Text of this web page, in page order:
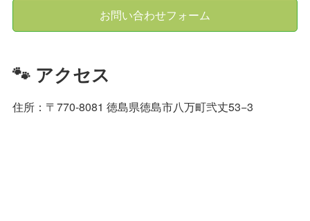
お問い合わせフォーム
🐾 アクセス
住所：〒770-8081 徳島県徳島市八万町弐丈53−3